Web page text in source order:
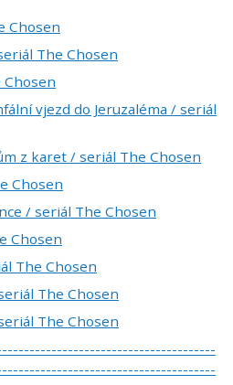
Chosen
The Chosen
vjezd do Jeruzaléma / seriál
z karet / seriál The Chosen
Chosen
/ seriál The Chosen
Chosen
The Chosen
The Chosen
The Chosen